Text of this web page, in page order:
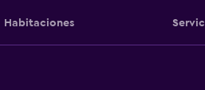
Habitaciones